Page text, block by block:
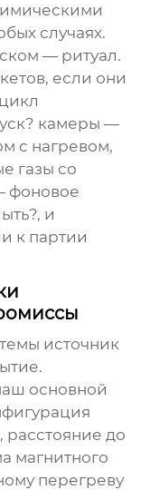
случаях.
— ритуал.
если они
камеры —
с нагревом,
газы со
фоновое
и
к партии
источник
основной
до
магнитного
перегреву